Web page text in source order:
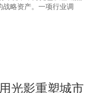
略资产。一项行业调
光影重塑城市